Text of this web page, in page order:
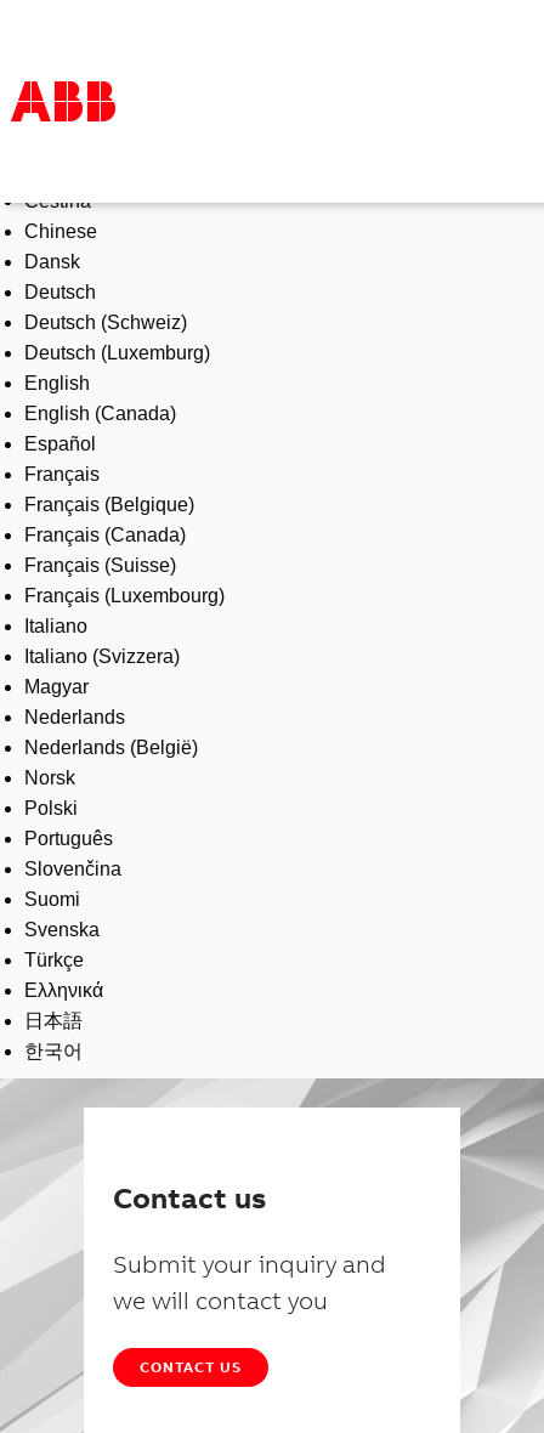
Products & Solutions
Industries
Services
About us
Where to buy
Contact us
Careers
Čeština
Chinese
Dansk
Deutsch
Deutsch (Schweiz)
Deutsch (Luxemburg)
English
English (Canada)
Español
Français
Français (Belgique)
Français (Canada)
Français (Suisse)
Français (Luxembourg)
Italiano
Italiano (Svizzera)
Magyar
Nederlands
Nederlands (België)
Norsk
Polski
Português
Slovenčina
Suomi
Svenska
Türkçe
Ελληνικά
日本語
한국어
Contact us
Submit your inquiry and
we will contact you
CONTACT US